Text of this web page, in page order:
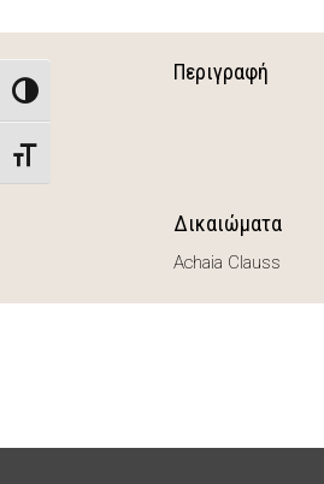
Toggle High Contrast
Toggle Font size
Περιγραφή
Δικαιώματα
Achaia Clauss